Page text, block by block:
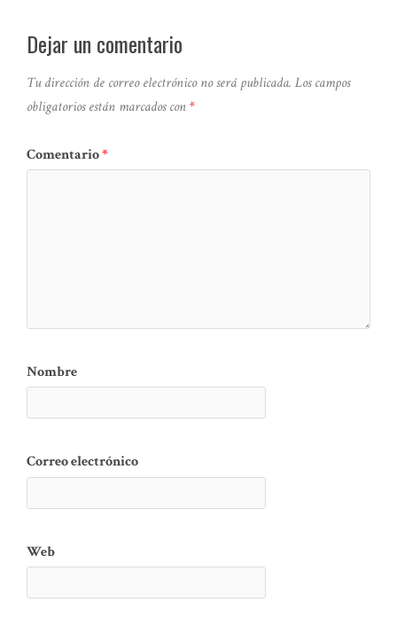
Dejar un comentario
Tu dirección de correo electrónico no será publicada. Los campos
obligatorios están marcados con*
Comentario*
Nombre
Correo electrónico
Web